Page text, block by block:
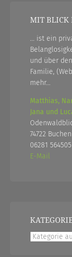
MIT BLICK
... ist ein
und über
Familie,
mehr...
Matthias,
Jana und
74722 Buchen
06281 564505
E-Mail
Kategorien